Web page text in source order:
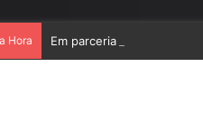
Hora Em parceria com a VLI,